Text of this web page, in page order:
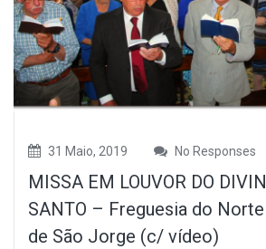
31 Maio, 2019 No Responses
MISSA EM LOUVOR DO
SANTO – Freguesia do
de São Jorge (c/ vídeo)